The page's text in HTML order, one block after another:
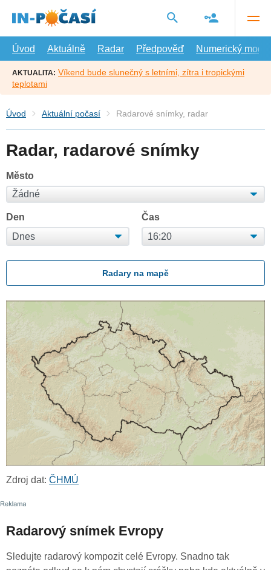
hlavní
Úvod
Aktuálně Radar Předpověď Numerický model
AKTUALITA: Víkend bude slunečný s letními, zítra i tropickými
teplotami
Úvod Aktuální počasí Radarové snímky, radar
Radar, radarové snímky
Město
Den Čas
Radary na mapě
Zdroj dat: ČHMÚ
Radarový snímek Evropy
Sledujte radarový kompozit celé Evropy. Snadno tak